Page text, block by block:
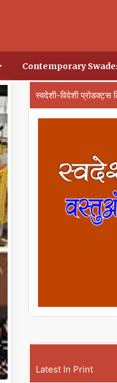
Contemporary
स्वदेशी-विदेशी प्रोडक्ट्स
Latest In Print